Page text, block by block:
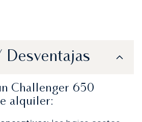
Desventajas
Challenger 650
alquiler: